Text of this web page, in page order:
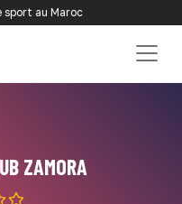
sport au Maroc
ZAMORA